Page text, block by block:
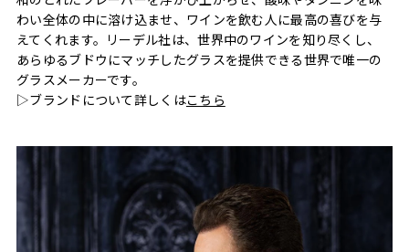
わい全体の中に溶け込ませ、ワインを飲む人に最高の喜びを与
えてくれます。リーデル社は、世界中のワインを知り尽くし、
あらゆるブドウにマッチしたグラスを提供できる世界で唯一の
グラスメーカーです。
▷ブランドについて詳しくはこちら